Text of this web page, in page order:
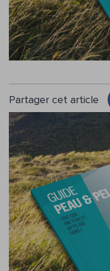
Partager cet article